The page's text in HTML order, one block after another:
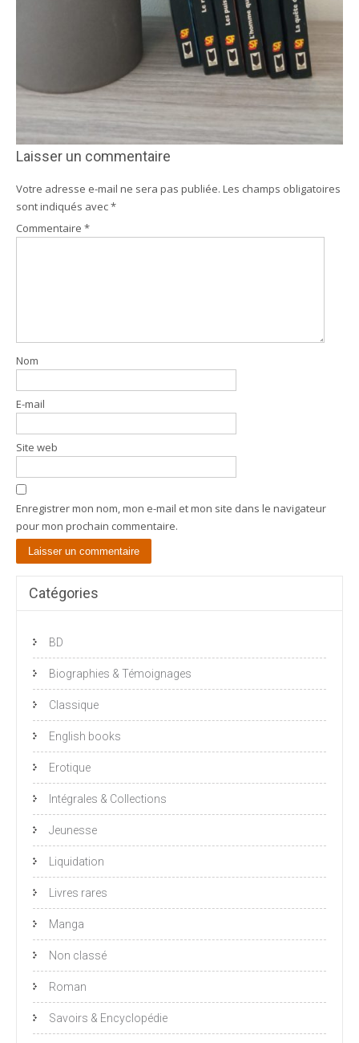
Laisser un commentaire
Votre adresse e-mail ne sera pas publiée. Les champs obligatoires
sont indiqués avec*
Commentaire *
Nom
E-mail
Site web
Enregistrer mon nom, mon e-mail et mon site dans le navigateur
pour mon prochain commentaire.
Catégories
BD
Biographies & Témoignages
Classique
English books
Erotique
Intégrales & Collections
Jeunesse
Liquidation
Livres rares
Manga
Non classé
Roman
Savoirs & Encyclopédie